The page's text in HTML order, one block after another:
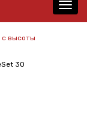
с высоты
30